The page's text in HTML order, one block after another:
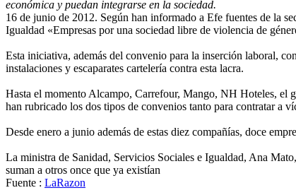
económica y puedan integrarse en la sociedad.
16 de junio de 2012. Según han informado a Efe fuentes de la
Igualdad «Empresas por una sociedad libre de violencia de
Esta iniciativa, además del convenio para la inserción laboral,
instalaciones y escaparates cartelería contra esta lacra.
Hasta el momento Alcampo, Carrefour, Mango, NH Hoteles, el
han rubricado los dos tipos de convenios tanto para contratar a
Desde enero a junio además de estas diez compañías, doce
La ministra de Sanidad, Servicios Sociales e Igualdad, Ana
suman a otros once que ya existían
Fuente : LaRazon